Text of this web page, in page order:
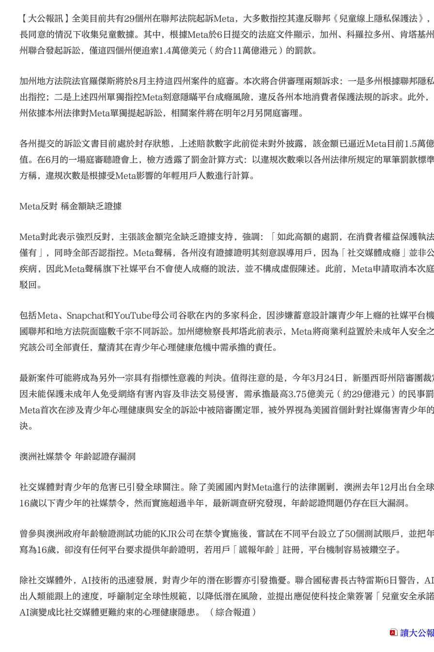
【大公報訊】全美目前共有29個州在聯邦法院起訴Meta，大多數指控其違反聯邦《兒童線上隱私保護法》
長同意的情況下收集兒童數據。其中，根據Meta於6日提交的法庭文件顯示，加州、科羅拉多州、肯塔基
州聯合發起訴訟，僅這四個州便追索1.4萬億美元（約合11萬億港元）的罰款。
加州地方法院法官羅傑斯將於8月主持這四州案件的庭審。本次將合併審理兩類訴求：一是多州根據聯邦隱
出指控；二是上述四州單獨指控Meta刻意隱瞞平台成癮風險，違反各州本地消費者保護法規的訴求。此外
州依據本州法律對Meta單獨提起訴訟，相關案件將在明年2月另開庭審理。
各州提交的訴訟文書目前處於封存狀態，上述賠款數字此前從未對外披露，該金額已逼近Meta目前1.5萬
值。在6月的一場庭審聽證會上，檢方透露了罰金計算方式：以違規次數乘以各州法律所規定的單筆罰款標
方稱，違規次數是根據受Meta影響的年輕用戶人數進行計算。
Meta反對 稱金額缺乏證據
Meta對此表示強烈反對，主張該金額完全缺乏證據支持，強調：「如此高額的處罰，在消費者權益保護執
僅有」，同時全部否認指控。Meta聲稱，各州沒有證據證明其刻意誤導用戶，因為「社交媒體成癮」並非
疾病，因此Meta聲稱旗下社媒平台不會使人成癮的說法，並不構成虛假陳述。此前，Meta申請取消本次
駁回。
包括Meta、Snapchat和YouTube母公司谷歌在內的多家科企，因涉嫌蓄意設計讓青少年上癮的社媒平台
國聯邦和地方法院面臨數千宗不同訴訟。加州總檢察長邦塔此前表示，Meta將商業利益置於未成年人安全
究該公司全部責任，釐清其在青少年心理健康危機中需承擔的責任。
最新案件可能將成為另外一宗具有指標性意義的判決。值得注意的是，今年3月24日，新墨西哥州陪審團
因未能保護未成年人免受網絡有害內容及非法交易侵害，需承擔最高3.75億美元（約29億港元）的民事
Meta首次在涉及青少年心理健康與安全的訴訟中被陪審團定罪，被外界視為美國首個針對社媒傷害青少年
決。
澳洲社媒禁令 年齡認證存漏洞
社交媒體對青少年的危害已引發全球關注。除了美國國內對Meta進行的法律圍剿，澳洲去年12月出台全
16歲以下青少年的社媒禁令，然而實施超過半年，最新調查研究發現，年齡認證問題仍存在巨大漏洞。
曾參與澳洲政府年齡驗證測試功能的KJR公司在禁令實施後，嘗試在不同平台設立了50個測試賬戶，並把
寫為16歲，卻沒有任何平台要求提供年齡證明，若用戶「謊報年齡」註冊，平台機制容易被鑽空子。
除社交媒體外，AI技術的迅速發展，對青少年的潛在影響亦引發擔憂。聯合國秘書長古特雷斯6日警告，
出人類能跟上的速度，呼籲制定全球性規範，以降低潛在風險，並提出應促使科技企業簽署「兒童安全承
AI演變成比社交媒體更難約束的心理健康隱患。 （綜合報道）
讀大公